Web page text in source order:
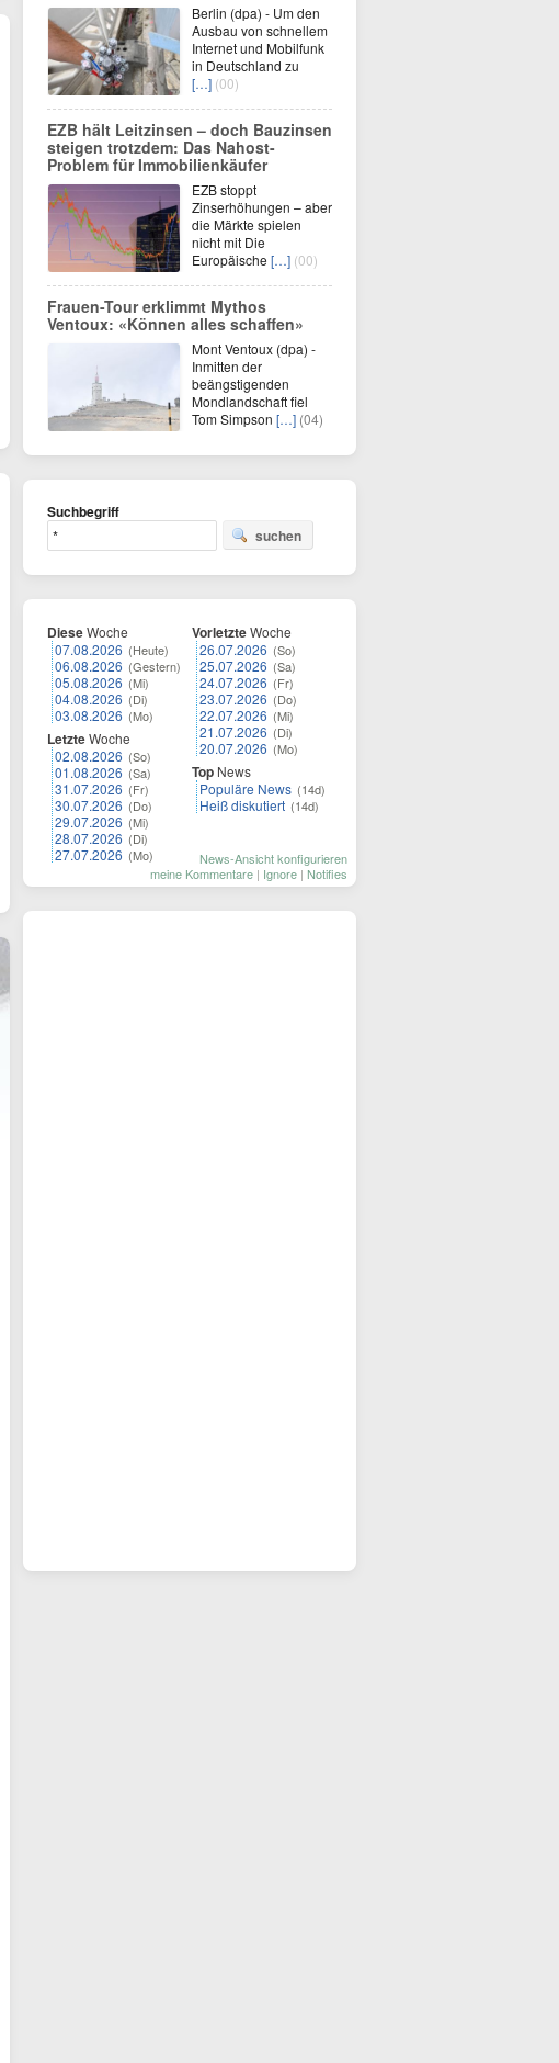
Berlin (dpa) - Um den
Ausbau von schnellem
Internet und Mobilfunk
in Deutschland zu
[…] (00)
EZB hält Leitzinsen – doch Bauzinsen
steigen trotzdem: Das Nahost-
Problem für Immobilienkäufer
EZB stoppt
Zinserhöhungen – aber
die Märkte spielen
nicht mit Die
Europäische […] (00)
Frauen-Tour erklimmt Mythos
Ventoux: «Können alles schaffen»
Mont Ventoux (dpa) -
Inmitten der
beängstigenden
Mondlandschaft fiel
Tom Simpson […] (04)
Suchbegriff
suchen
DieseWoche
07.08.2026 (Heute)
06.08.2026 (Gestern)
05.08.2026 (Mi)
04.08.2026 (Di)
03.08.2026 (Mo)
LetzteWoche
02.08.2026 (So)
01.08.2026 (Sa)
31.07.2026 (Fr)
30.07.2026 (Do)
29.07.2026 (Mi)
28.07.2026 (Di)
27.07.2026 (Mo)
VorletzteWoche
26.07.2026 (So)
25.07.2026 (Sa)
24.07.2026 (Fr)
23.07.2026 (Do)
22.07.2026 (Mi)
21.07.2026 (Di)
20.07.2026 (Mo)
Top News
Populäre News (14d)
Heiß diskutiert (14d)
News-Ansicht konfigurieren
meine Kommentare | Ignore | Notifies